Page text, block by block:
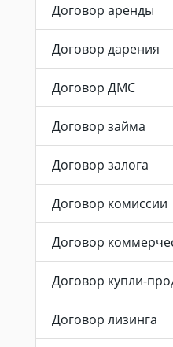
Договор аренды
Договор дарения
Договор ДМС
Договор займа
Договор залога
Договор комиссии
Договор
Договор купли-
Договор лизинга